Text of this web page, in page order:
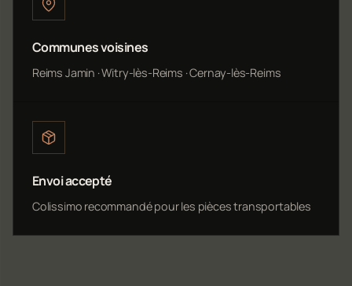
Communes voisines
Reims Jamin · Witry-lès-Reims · Cernay-lès-Reims
Envoi accepté
Colissimo recommandé pour les pièces transportables